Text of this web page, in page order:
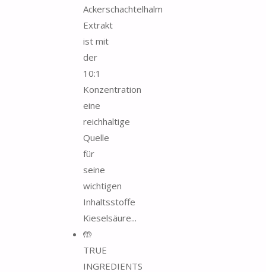
Ackerschachtelhalm
Extrakt
ist mit
der
10:1
Konzentration
eine
reichhaltige
Quelle
für
seine
wichtigen
Inhaltsstoffe
Kieselsäure...
🤲
TRUE
INGREDIENTS